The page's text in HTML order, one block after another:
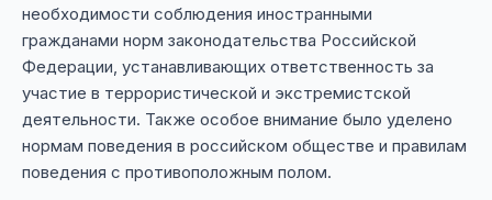
необходимости соблюдения иностранными
гражданами норм законодательства Российской
Федерации, устанавливающих ответственность за
участие в террористической и экстремистской
деятельности. Также особое внимание было уделено
нормам поведения в российском обществе и правилам
поведения с противоположным полом.